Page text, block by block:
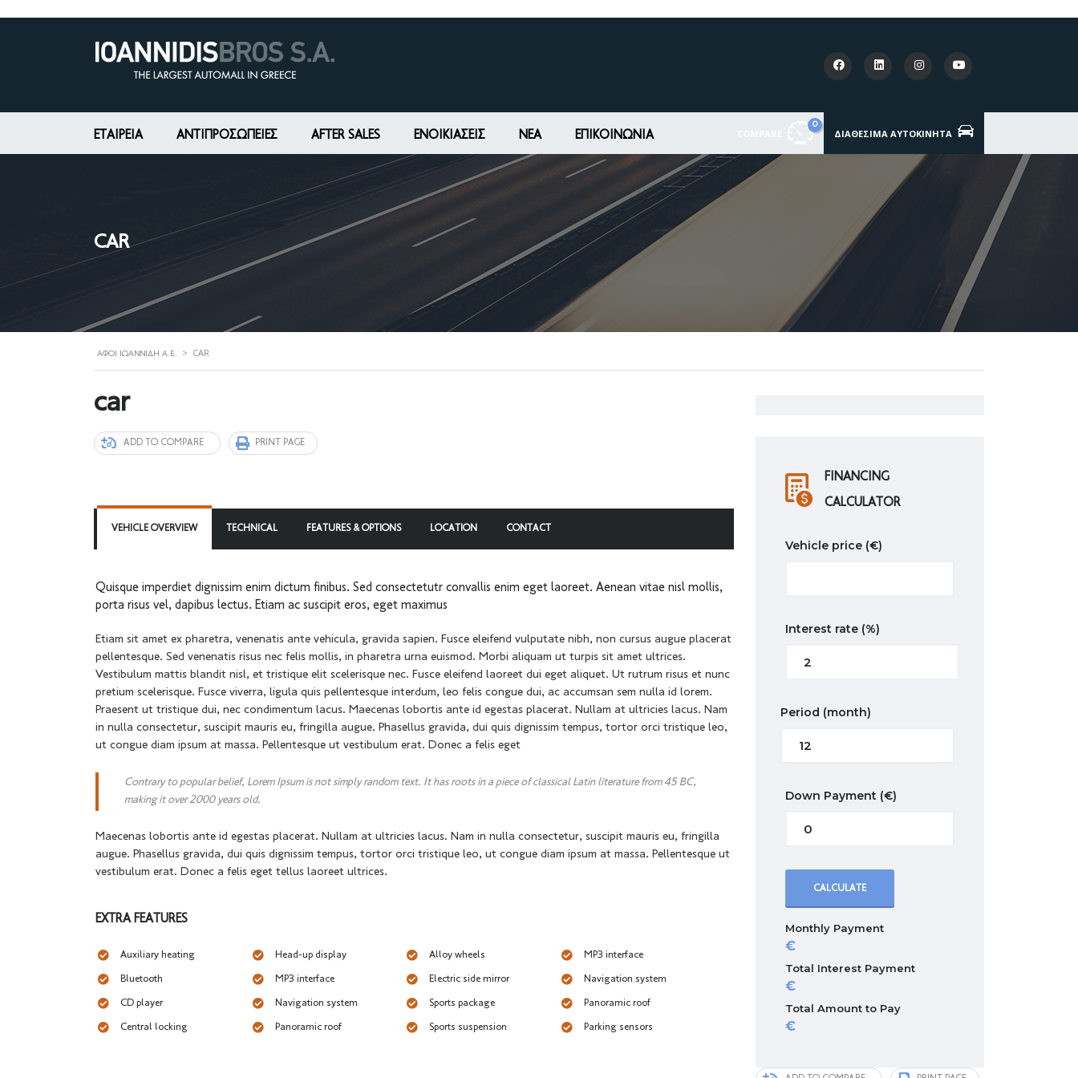
0
ΔΙΑΘΈΣΙΜΑ ΑΥΤΟΚΊΝΗΤΑ
ΕΤΑΙΡΕΊΑ ΑΝΤΙΠΡΟΣΩΠΕΙΕΣ AFTER SALES ΕΝΟΙΚΙΆΣΕΙΣ ΝΕΑ ΕΠΙΚΟΙΝΩΝΊΑ
CAR
ΑΦΟΊ ΙΩΑΝΝΊΔΗ Α.Ε. > CAR
car
ADD TO COMPARE PRINT PAGE
VEHICLE OVERVIEW TECHNICAL FEATURES & OPTIONS LOCATION CONTACT
Quisque imperdiet dignissim enim dictum finibus. Sed consectetutr convallis enim eget laoreet. Aenean vitae nisl mollis,
porta risus vel, dapibus lectus. Etiam ac suscipit eros, eget maximus
Etiam sit amet ex pharetra, venenatis ante vehicula, gravida sapien. Fusce eleifend vulputate nibh, non cursus augue placerat
pellentesque. Sed venenatis risus nec felis mollis, in pharetra urna euismod. Morbi aliquam ut turpis sit amet ultrices.
Vestibulum mattis blandit nisl, et tristique elit scelerisque nec. Fusce eleifend laoreet dui eget aliquet. Ut rutrum risus et nunc
pretium scelerisque. Fusce viverra, ligula quis pellentesque interdum, leo felis congue dui, ac accumsan sem nulla id lorem.
Praesent ut tristique dui, nec condimentum lacus. Maecenas lobortis ante id egestas placerat. Nullam at ultricies lacus. Nam
in nulla consectetur, suscipit mauris eu, fringilla augue. Phasellus gravida, dui quis dignissim tempus, tortor orci tristique leo,
ut congue diam ipsum at massa. Pellentesque ut vestibulum erat. Donec a felis eget
Contrary to popular belief, Lorem Ipsum is not simply random text. It has roots in a piece of classical Latin literature from 45 BC,
making it over 2000 years old.
Maecenas lobortis ante id egestas placerat. Nullam at ultricies lacus. Nam in nulla consectetur, suscipit mauris eu, fringilla
augue. Phasellus gravida, dui quis dignissim tempus, tortor orci tristique leo, ut congue diam ipsum at massa. Pellentesque ut
vestibulum erat. Donec a felis eget tellus laoreet ultrices.
EXTRA FEATURES
Auxiliary heating
Bluetooth
CD player
Central locking
Head-up display
MP3 interface
Navigation system
Panoramic roof
Alloy wheels
Electric side mirror
Sports package
Sports suspension
MP3 interface
Navigation system
Panoramic roof
Parking sensors
FINANCING
CALCULATOR
Vehicle price (€)
Interest rate (%)
Period (month)
Down Payment (€)
CALCULATE
Monthly Payment
Total Interest Payment
Total Amount to Pay